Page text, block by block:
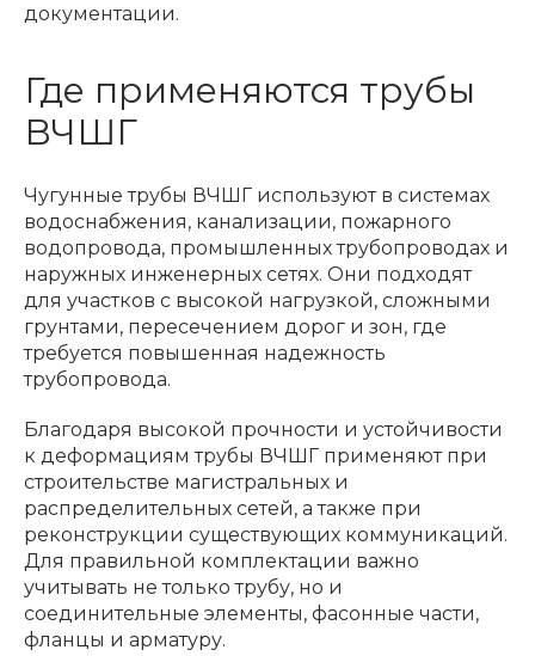
документации.
Где применяются трубы
ВЧШГ
Чугунные трубы ВЧШГ используют в системах
водоснабжения, канализации, пожарного
водопровода, промышленных трубопроводах и
наружных инженерных сетях. Они подходят
для участков с высокой нагрузкой, сложными
грунтами, пересечением дорог и зон, где
требуется повышенная надежность
трубопровода.
Благодаря высокой прочности и устойчивости
к деформациям трубы ВЧШГ применяют при
строительстве магистральных и
распределительных сетей, а также при
реконструкции существующих коммуникаций.
Для правильной комплектации важно
учитывать не только трубу, но и
соединительные элементы, фасонные части,
фланцы и арматуру.